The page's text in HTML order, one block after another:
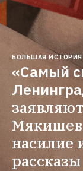
БОЛЬШАЯ ИСТОРИЯ
«Самый
насилие
рассказы